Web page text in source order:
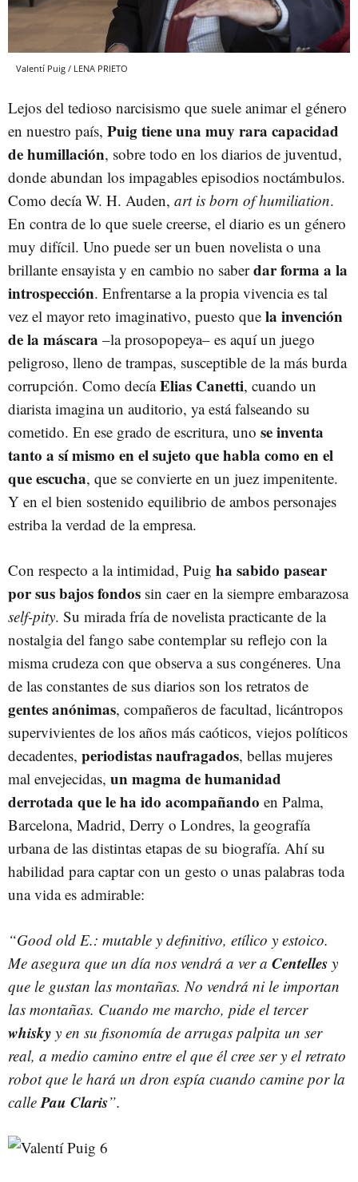
Valentí Puig / LENA PRIETO
Lejos del tedioso narcisismo que suele animar el género
en nuestro país, Puig tiene una muy rara capacidad
de humillación, sobre todo en los diarios de juventud,
donde abundan los impagables episodios noctámbulos.
Como decía W. H. Auden, art is born of humiliation.
En contra de lo que suele creerse, el diario es un género
muy difícil. Uno puede ser un buen novelista o una
brillante ensayista y en cambio no saberdar forma a la
introspección. Enfrentarse a la propia vivencia es tal
vez el mayor reto imaginativo, puesto que la invención
de la máscara –la prosopopeya– es aquí un juego
peligroso, lleno de trampas, susceptible de la más burda
corrupción. Como decíaElias Canetti, cuando un
diarista imagina un auditorio, ya está falseando su
cometido. En ese grado de escritura, uno se inventa
tanto a sí mismo en el sujeto que habla como en el
que escucha, que se convierte en un juez impenitente.
Y en el bien sostenido equilibrio de ambos personajes
estriba la verdad de la empresa.
Con respecto a la intimidad, Puig ha sabido pasear
por sus bajos fondos sin caer en la siempre embarazosa
self-pity. Su mirada fría de novelista practicante de la
nostalgia del fango sabe contemplar su reflejo con la
misma crudeza con que observa a sus congéneres. Una
de las constantes de sus diarios son los retratos de
gentes anónimas, compañeros de facultad, licántropos
supervivientes de los años más caóticos, viejos políticos
decadentes, periodistasnaufragados, bellas mujeres
mal envejecidas, un magma de humanidad
derrotada que le ha ido acompañando en Palma,
Barcelona, Madrid, Derry o Londres, la geografía
urbana de las distintas etapas de su biografía. Ahí su
habilidad para captar con un gesto o unas palabras toda
una vida es admirable:
“Good old E.: mutable y definitivo, etílico y estoico.
Me asegura que un día nos vendrá a ver a Centelles y
que le gustan las montañas. No vendrá ni le importan
las montañas. Cuando me marcho, pide el tercer
whisky y en su fisonomía de arrugas palpita un ser
real, a medio camino entre el que él cree ser y el retrato
robot que le hará un dron espía cuando camine por la
callePau Claris”.